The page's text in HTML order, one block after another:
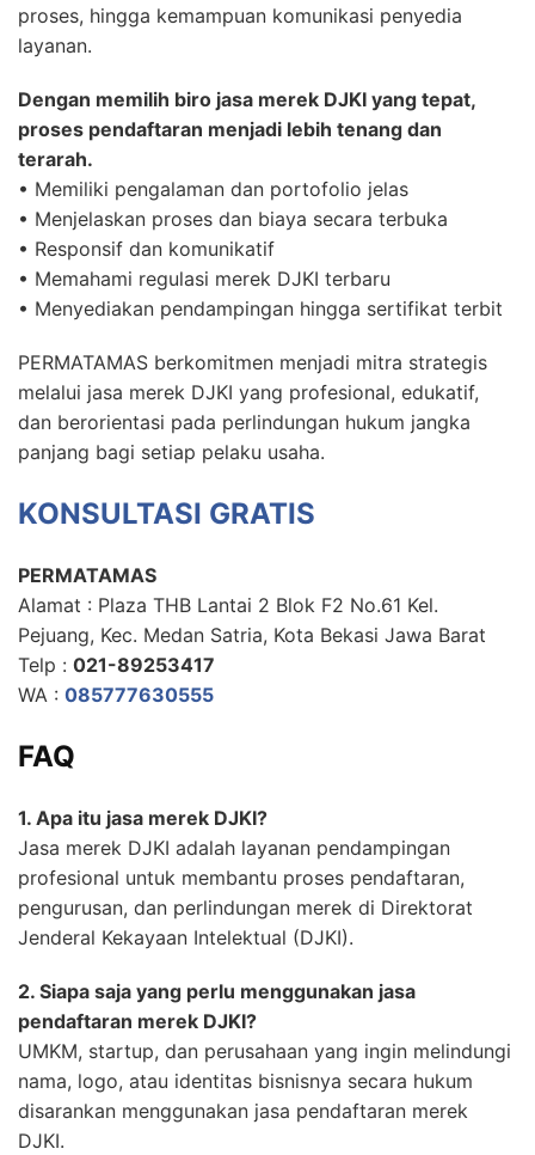
proses, hingga kemampuan komunikasi penyedia
layanan.
Dengan memilih biro jasa merek DJKI yang tepat,
proses pendaftaran menjadi lebih tenang dan
terarah.
• Memiliki pengalaman dan portofolio jelas
• Menjelaskan proses dan biaya secara terbuka
• Responsif dan komunikatif
• Memahami regulasi merek DJKI terbaru
• Menyediakan pendampingan hingga sertifikat terbit
PERMATAMAS berkomitmen menjadi mitra strategis
melalui jasa merek DJKI yang profesional, edukatif,
dan berorientasi pada perlindungan hukum jangka
panjang bagi setiap pelaku usaha.
KONSULTASI GRATIS
PERMATAMAS
Alamat : Plaza THB Lantai 2 Blok F2 No.61 Kel.
Pejuang, Kec. Medan Satria, Kota Bekasi Jawa Barat
Telp : 021-89253417
WA : 085777630555
FAQ
1. Apa itu jasa merek DJKI?
Jasa merek DJKI adalah layanan pendampingan
profesional untuk membantu proses pendaftaran,
pengurusan, dan perlindungan merek di Direktorat
Jenderal Kekayaan Intelektual (DJKI).
2. Siapa saja yang perlu menggunakan jasa
pendaftaran merek DJKI?
UMKM, startup, dan perusahaan yang ingin melindungi
nama, logo, atau identitas bisnisnya secara hukum
disarankan menggunakan jasa pendaftaran merek
DJKI.